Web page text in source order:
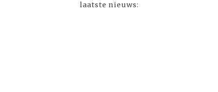
laatste nieuws: